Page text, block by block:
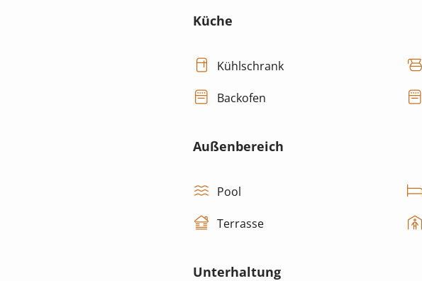
Küche
Kühlschrank
Backofen
Außenbereich
Pool
Terrasse
Unterhaltung